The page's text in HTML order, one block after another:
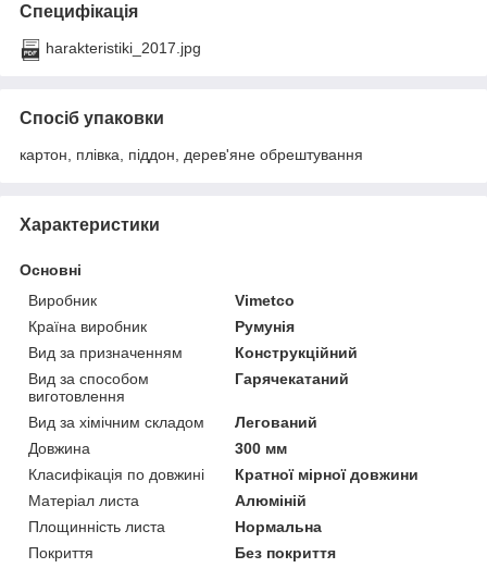
Специфікація
harakteristiki_2017.jpg
Спосіб упаковки
картон, плівка, піддон, дерев'яне обрештування
Характеристики
Основні
Виробник
Vimetco
Країна виробник
Румунія
Вид за призначенням
Конструкційний
Вид за способом
виготовлення
Гарячекатаний
Вид за хімічним складом
Легований
Довжина
300 мм
Класифікація по довжині
Кратної мірної довжини
Матеріал листа
Алюміній
Площинність листа
Нормальна
Покриття
Без покриття